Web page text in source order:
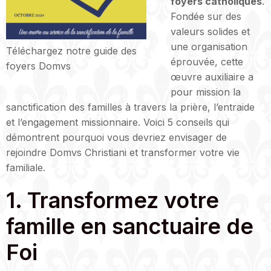
Téléchargez notre guide des
foyers Domvs
Fondée sur des
valeurs solides et
une organisation
éprouvée, cette
œuvre auxiliaire a
pour mission la
sanctification des familles à travers la prière, l’entraide
et l’engagement missionnaire. Voici 5 conseils qui
démontrent pourquoi vous devriez envisager de
rejoindre Domvs Christiani et transformer votre vie
familiale.
1. Transformez votre
famille en sanctuaire de
Foi